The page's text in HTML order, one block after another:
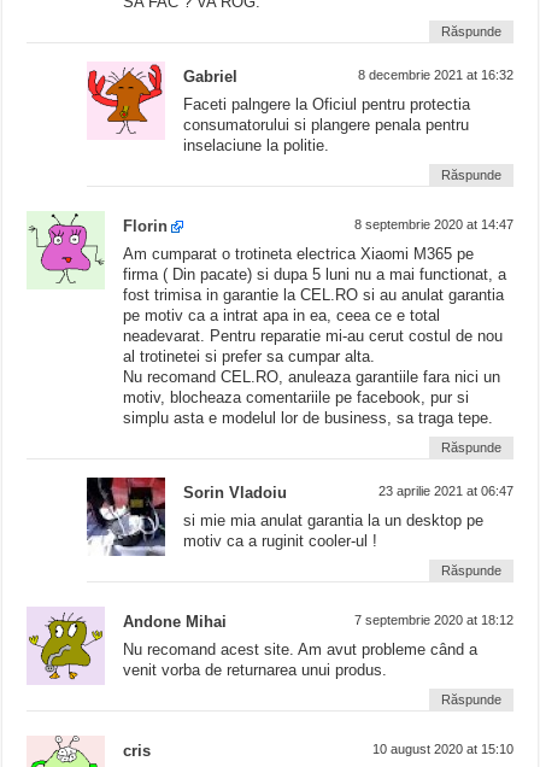
Răspunde
Gabriel 8 decembrie 2021 at 16:32
Faceti palngere la Oficiul pentru protectia
consumatorului si plangere penala pentru
inselaciune la politie.
Răspunde
Florin 8 septembrie 2020 at 14:47
Am cumparat o trotineta electrica Xiaomi M365 pe
firma ( Din pacate) si dupa 5 luni nu a mai functionat, a
fost trimisa in garantie la CEL.RO si au anulat garantia
pe motiv ca a intrat apa in ea, ceea ce e total
neadevarat. Pentru reparatie mi-au cerut costul de nou
al trotinetei si prefer sa cumpar alta.
Nu recomand CEL.RO, anuleaza garantiile fara nici un
motiv, blocheaza comentariile pe facebook, pur si
simplu asta e modelul lor de business, sa traga tepe.
Răspunde
Sorin Vladoiu 23 aprilie 2021 at 06:47
si mie mia anulat garantia la un desktop pe
motiv ca a ruginit cooler-ul !
Răspunde
Andone Mihai 7 septembrie 2020 at 18:12
Nu recomand acest site. Am avut probleme când a
venit vorba de returnarea unui produs.
Răspunde
cris 10 august 2020 at 15:10